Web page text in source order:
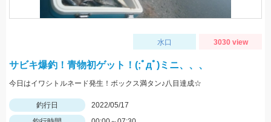
水口 3030 view
サビキ爆釣！青物初ゲット！(;ﾟдﾟ)ミニ、、、
今日はイワシトルネード発生！ボックス満タン♪八目達成☆
釣行日
2022/05/17